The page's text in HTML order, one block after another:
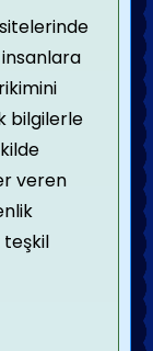
bilgilerle
veren
teşkil